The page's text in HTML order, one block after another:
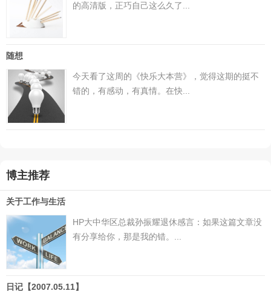
的高清版，正巧自己这么久了...
随想
今天看了这周的《快乐大本营》，觉得这期的挺不
错的，有感动，有真情。在快...
博主推荐
关于工作与生活
HP大中华区总裁孙振耀退休感言：如果这篇文章没
有分享给你，那是我的错。...
日记【2007.05.11】